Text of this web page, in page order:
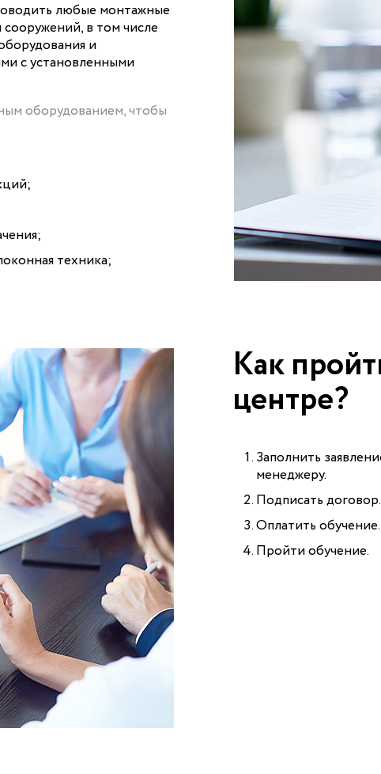
любые монтажные
в том числе
и
с установленными
оборудованием, чтобы
техника;
Как
центре?
Заполнить
менеджеру.
Подписать договор.
Оплатить обучение.
Пройти обучение.